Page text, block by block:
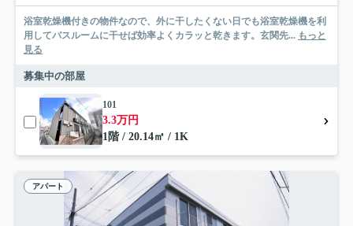
浴室乾燥機付きの物件なので、外に干したくない日でも浴室乾燥機を利
用してバスルームに干せば効率よくカラッと乾きます。玄関先... もっと
見る
募集中の部屋
101
3.3万円
1階 / 20.14㎡ / 1K
アパート